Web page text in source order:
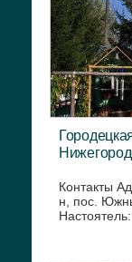
Контакты
н, пос.